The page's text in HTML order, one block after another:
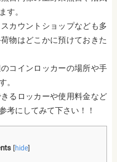
す。
カウントショップなども多
物はどこかに預けておきた
コインロッカーの場所や手
。
るロッカーや使用料金など
考にしてみて下さい！！
[hide]